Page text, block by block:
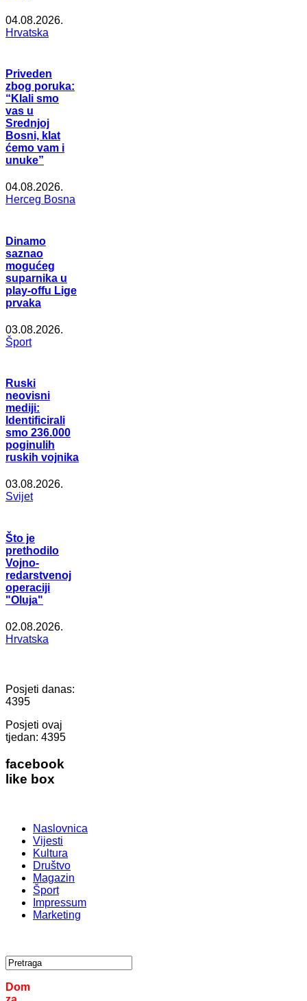
04.08.2026.
Hrvatska
Priveden
zbog poruka:
“Klali smo
vas u
Srednjoj
Bosni, klat
ćemo vam i
unuke”
04.08.2026.
Herceg Bosna
Dinamo
saznao
mogućeg
suparnika u
play-offu Lige
prvaka
03.08.2026.
Šport
Ruski
neovisni
mediji:
Identificirali
smo 236.000
poginulih
ruskih vojnika
03.08.2026.
Svijet
Što je
prethodilo
Vojno-
redarstvenoj
operaciji
"Oluja"
02.08.2026.
Hrvatska
Posjeti danas:
4395
Posjeti ovaj
tjedan: 4395
facebook
like box
Naslovnica
Vijesti
Kultura
Društvo
Magazin
Šport
Impressum
Marketing
Dom